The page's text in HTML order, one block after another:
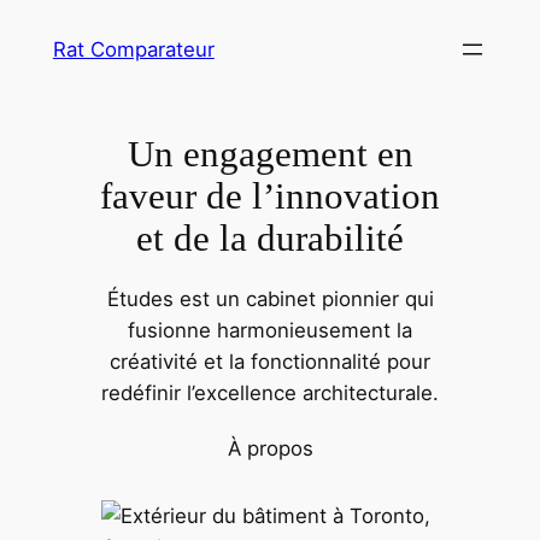
Rat Comparateur
Un engagement en
faveur de l’innovation
et de la durabilité
Études est un cabinet pionnier qui
fusionne harmonieusement la
créativité et la fonctionnalité pour
redéfinir l’excellence architecturale.
À propos